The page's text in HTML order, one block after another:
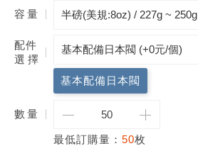
容量
配件
選擇
基本配備日本閥
數量
最低訂購量： 50枚